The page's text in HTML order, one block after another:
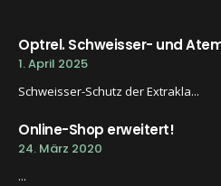
Optrel. Schweisser- und
1. April 2025
Schweisser-Schutz der Extrakla...
Online-Shop erweitert!
24. März 2020
...